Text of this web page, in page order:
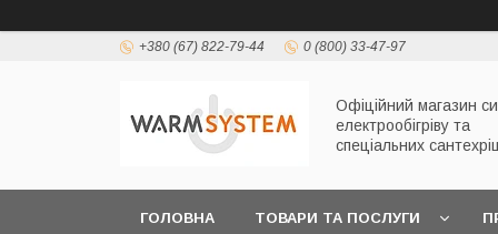
+380 (67) 822-79-44 0 (800) 33-47-97
Офіційний магазин
електрообігріву та
спеціальних
ГОЛОВНА ТОВАРИ ТА ПОСЛУГИ